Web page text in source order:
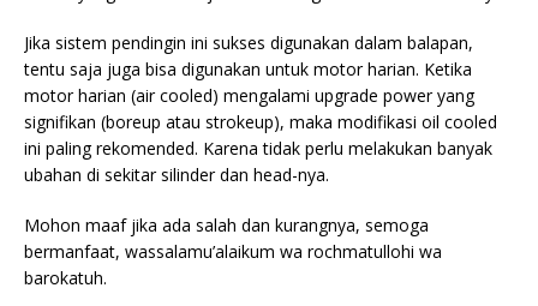
Jika sistem pendingin ini sukses digunakan dalam balapan,
tentu saja juga bisa digunakan untuk motor harian. Ketika
motor harian (air cooled) mengalami upgrade power yang
signifikan (boreup atau strokeup), maka modifikasi oil cooled
ini paling rekomended. Karena tidak perlu melakukan banyak
ubahan di sekitar silinder dan head-nya.
Mohon maaf jika ada salah dan kurangnya, semoga
bermanfaat, wassalamu’alaikum wa rochmatullohi wa
barokatuh.